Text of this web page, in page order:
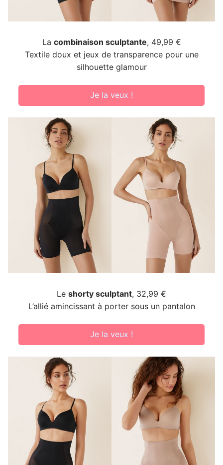
La combinaison sculptante, 49,99 €
Textile doux et jeux de transparence pour une
silhouette glamour
Je la veux !
Le shorty sculptant, 32,99 €
L’allié amincissant à porter sous un pantalon
Je la veux !